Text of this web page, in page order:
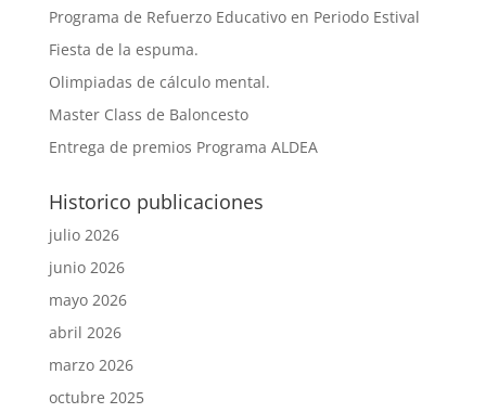
Programa de Refuerzo Educativo en Periodo Estival
Fiesta de la espuma.
Olimpiadas de cálculo mental.
Master Class de Baloncesto
Entrega de premios Programa ALDEA
Historico publicaciones
julio 2026
junio 2026
mayo 2026
abril 2026
marzo 2026
octubre 2025